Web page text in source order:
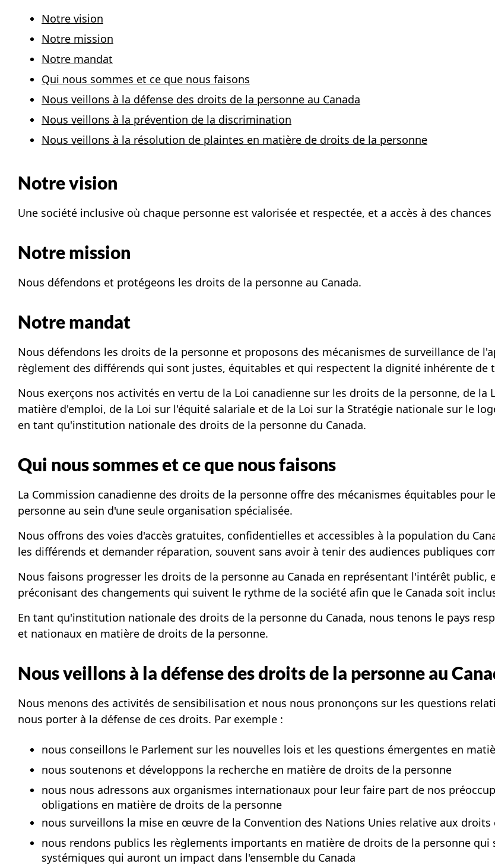
Notre vision
Notre mission
Notre mandat
Qui nous sommes et ce que nous faisons
Nous veillons à la défense des droits de la personne au Canada
Nous veillons à la prévention de la discrimination
Nous veillons à la résolution de plaintes en matière de droits de la personne
Notre vision
Une société inclusive où chaque personne est valorisée et respectée, et a accès à des
Notre mission
Nous défendons et protégeons les droits de la personne au Canada.
Notre mandat
Nous défendons les droits de la personne et proposons des mécanismes de surveillance de
règlement des différends qui sont justes, équitables et qui respectent la dignité inhérente de
Nous exerçons nos activités en vertu de la Loi canadienne sur les droits de la personne, de
matière d'emploi, de la Loi sur l'équité salariale et de la Loi sur la Stratégie nationale sur le
en tant qu'institution nationale des droits de la personne du Canada.
Qui nous sommes et ce que nous faisons
La Commission canadienne des droits de la personne offre des mécanismes équitables pour
personne au sein d'une seule organisation spécialisée.
Nous offrons des voies d'accès gratuites, confidentielles et accessibles à la population du
les différends et demander réparation, souvent sans avoir à tenir des audiences publiques
Nous faisons progresser les droits de la personne au Canada en représentant l'intérêt
préconisant des changements qui suivent le rythme de la société afin que le Canada soit
En tant qu'institution nationale des droits de la personne du Canada, nous tenons le pays
et nationaux en matière de droits de la personne.
Nous veillons à la défense des droits de la personne au
Nous menons des activités de sensibilisation et nous nous prononçons sur les questions
nous porter à la défense de ces droits. Par exemple :
nous conseillons le Parlement sur les nouvelles lois et les questions émergentes en
nous soutenons et développons la recherche en matière de droits de la personne
nous nous adressons aux organismes internationaux pour leur faire part de nos
obligations en matière de droits de la personne
nous surveillons la mise en œuvre de la Convention des Nations Unies relative aux droits
nous rendons publics les règlements importants en matière de droits de la personne
systémiques qui auront un impact dans l'ensemble du Canada